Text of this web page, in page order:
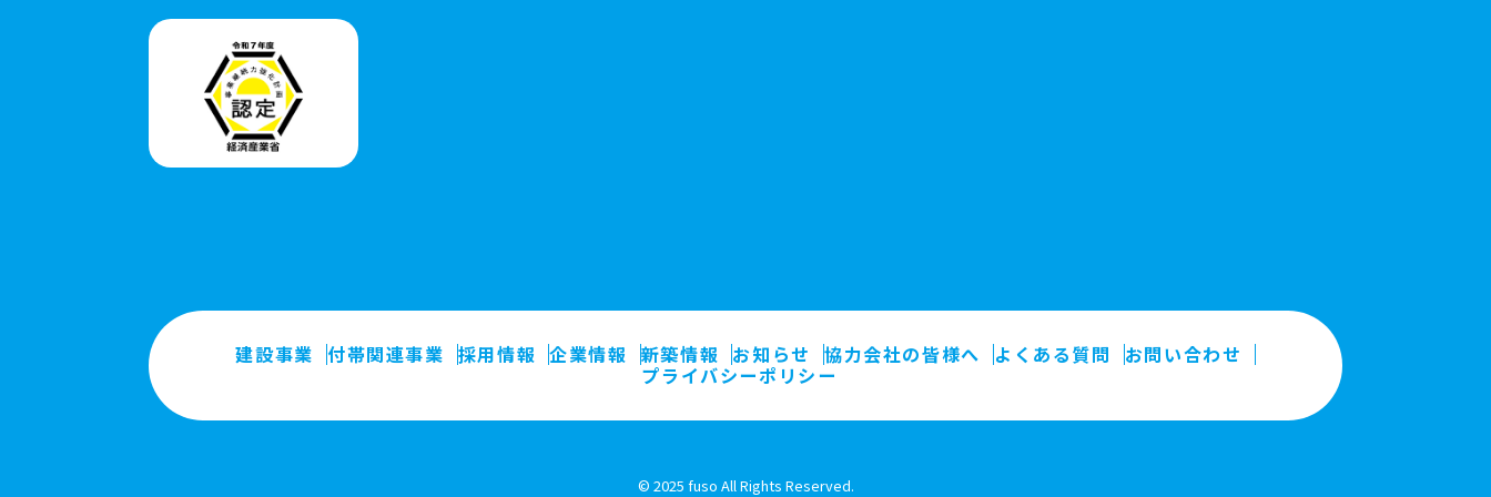
建設事業 付帯関連事業 採用情報 企業情報 新築情報 お知らせ 協力会社の皆様へ よくある質問 お問い合わせ
プライバシーポリシー
© 2025 fuso All Rights Reserved.